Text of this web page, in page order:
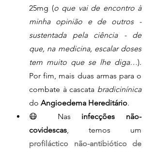
25mg (o que vai de encontro à
minha opinião e de outros -
sustentada pela ciência - de
que, na medicina, escalar doses
tem muito que se lhe diga…).
Por fim, mais duas armas para o
combate à cascata bradicinínica
do Angioedema Hereditário.
😷 Nas infecções não-
covidescas
profiláctico não-antibiótico de